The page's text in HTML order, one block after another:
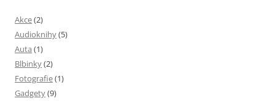
Akce(2)
Audioknihy(5)
Auta (1)
Blbinky(2)
Fotografie(1)
Gadgety(9)